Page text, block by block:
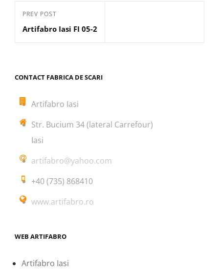
Post
navigation
Previous
Post
PREV POST
Artifabro Iasi FI 05-2
CONTACT FABRICA DE SCARI
Artifabro Iasi
Str. Bucium 34 (lateral Carrefour)
Iasi
artifabro@yahoo.com
+40 (735) 868410
www.artifabro.ro
WEB ARTIFABRO
Artifabro Iasi